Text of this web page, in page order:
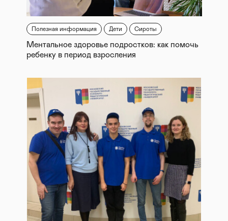
Полезная информация Дети Сироты
Ментальное здоровье подростков: как помочь
ребенку в период взросления